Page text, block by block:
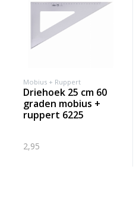
Mobius + Ruppert
driehoek 25 cm 60
graden mobius +
ruppert 6225
2,95